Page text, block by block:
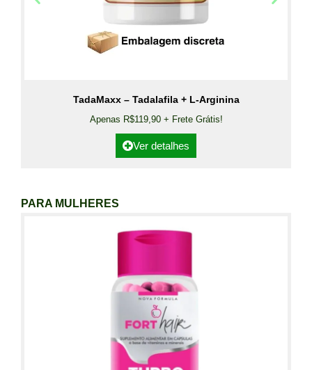
TadaMaxx – Tadalafila + L-Arginina
Apenas R$119,90 + Frete Grátis!
Ver detalhes
PARA MULHERES